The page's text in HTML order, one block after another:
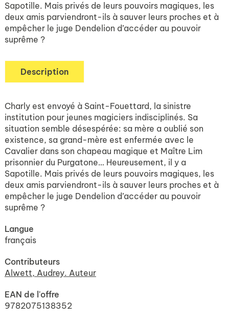
Sapotille. Mais privés de leurs pouvoirs magiques, les
deux amis parviendront-ils à sauver leurs proches et à
empêcher le juge Dendelion d’accéder au pouvoir
suprême ?
Description
Charly est envoyé à Saint-Fouettard, la sinistre
institution pour jeunes magiciers indisciplinés. Sa
situation semble désespérée: sa mère a oublié son
existence, sa grand-mère est enfermée avec le
Cavalier dans son chapeau magique et Maître Lim
prisonnier du Purgatone… Heureusement, il y a
Sapotille. Mais privés de leurs pouvoirs magiques, les
deux amis parviendront-ils à sauver leurs proches et à
empêcher le juge Dendelion d’accéder au pouvoir
suprême ?
Langue
français
Contributeurs
Alwett, Audrey. Auteur
EAN de l'offre
9782075138352